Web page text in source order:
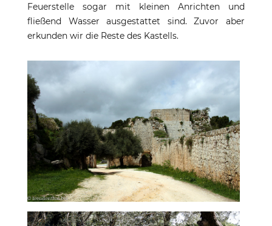
Feuerstelle sogar mit kleinen Anrichten und
fließend Wasser ausgestattet sind. Zuvor aber
erkunden wir die Reste des Kastells.